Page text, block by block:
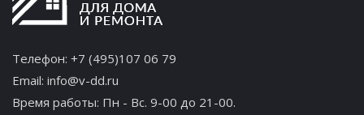
Телефон: +7 (495)107 06 79
Email: info@v-dd.ru
Время работы: Пн - Вс. 9-00 до 21-00.